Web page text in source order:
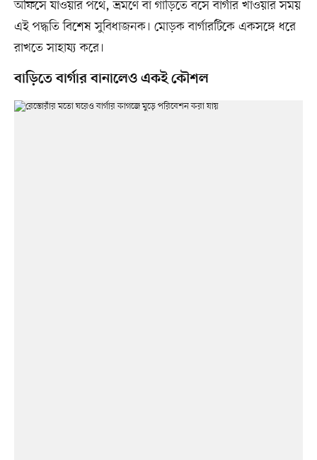
অফিসে যাওয়ার পথে, ভ্রমণে বা গাড়িতে বসে বার্গার খাওয়ার সময়
এই পদ্ধতি বিশেষ সুবিধাজনক। মোড়ক বার্গারটিকে একসঙ্গে ধরে
রাখতে সাহায্য করে।
বাড়িতে বার্গার বানালেও একই কৌশল